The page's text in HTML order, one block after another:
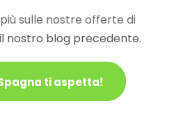
sulle nostre offerte di
nostro blog precedente.
ti aspetta!